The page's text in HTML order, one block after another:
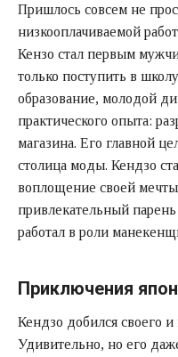
Пришлось совсем не
низкооплачиваемой
Кензо стал первым
только поступить в
образование, молодой
практического опыта:
магазина. Его главной
столица моды. Кендзо
воплощение своей
привлекательный
работал в роли
Приключения
Кендзо добился своего
Удивительно, но его